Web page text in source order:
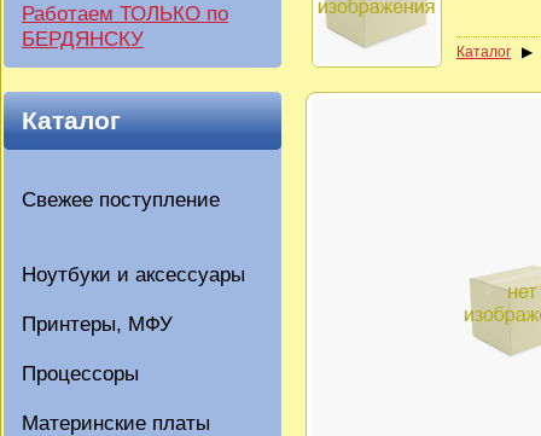
Работаем ТОЛЬКО по
БЕРДЯНСКУ
Каталог
Свежее поступление
Ноутбуки и аксессуары
Принтеры, МФУ
Процессоры
Материнские платы
Каталог